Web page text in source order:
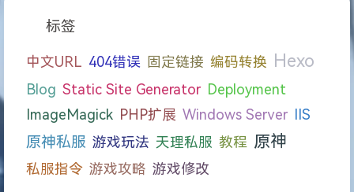
标签
中文URL 404错误 固定链接 编码转换 Hexo
Blog Static Site Generator Deployment
ImageMagick PHP扩展 Windows Server IIS
原神私服 游戏玩法 天理私服 教程 原神
私服指令 游戏攻略 游戏修改